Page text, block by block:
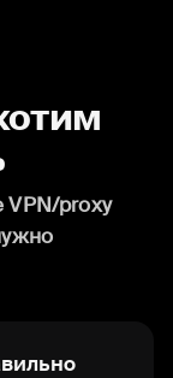
VPN/proxy